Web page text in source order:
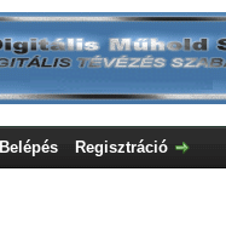
Belépés Regisztráció